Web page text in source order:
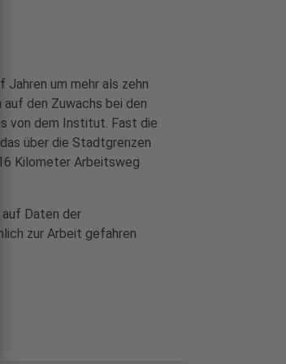
Jahren um mehr als zehn
den Zuwachs bei den
von dem Institut. Fast die
über die Stadtgrenzen
Kilometer Arbeitsweg
Daten der
zur Arbeit gefahren